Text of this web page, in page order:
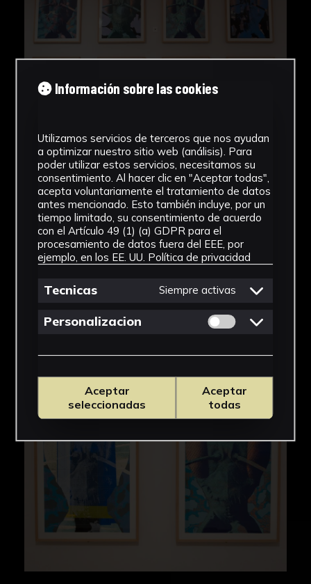
Información sobre las cookies
Utilizamos servicios de terceros que nos ayudan
a optimizar nuestro sitio web (análisis). Para
poder utilizar estos servicios, necesitamos su
consentimiento. Al hacer clic en "Aceptar todas",
acepta voluntariamente el tratamiento de datos
antes mencionado. Esto también incluye, por un
tiempo limitado, su consentimiento de acuerdo
con el Artículo 49 (1) (a) GDPR para el
procesamiento de datos fuera del EEE, por
ejemplo, en los EE. UU. Política de privacidad
Tecnicas Siempre activas
Personalizacion Permitir cookies
Aceptar
seleccionadas
Aceptar
todas